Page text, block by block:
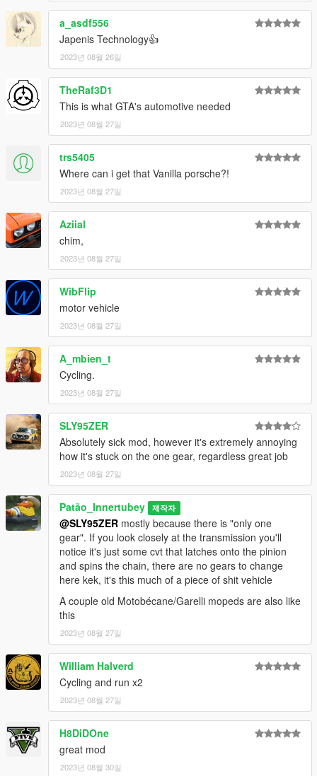
a_asdf556
Japenis Technology👍
2023년 08월 26일
TheRaf3D1
This is what GTA's automotive needed
2023년 08월 27일
trs5405
Where can i get that Vanilla porsche?!
2023년 08월 27일
Aziial
chim,
2023년 08월 27일
WibFlip
motor vehicle
2023년 08월 27일
A_mbien_t
Cycling.
2023년 08월 27일
SLY95ZER
Absolutely sick mod, however it's extremely annoying
how it's stuck on the one gear, regardless great job
2023년 08월 27일
Patão_Innertubey 제작자
@SLY95ZER mostly because there is "only one
gear". If you look closely at the transmission you'll
notice it's just some cvt that latches onto the pinion
and spins the chain, there are no gears to change
here kek, it's this much of a piece of shit vehicle
A couple old Motobécane/Garelli mopeds are also like
this
2023년 08월 27일
William Halverd
Cycling and run x2
2023년 08월 27일
H8DiDOne
great mod
2023년 08월 30일